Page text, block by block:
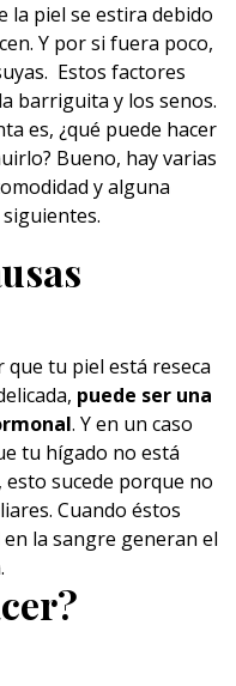
la piel se estira debido
Y por si fuera poco,
Estos factores
barriguita y los senos.
es, ¿qué puede hacer
Bueno, hay varias
y alguna
que tu piel está reseca
puede ser una
. Y en un caso
tu hígado no está
sucede porque no
Cuando éstos
la sangre generan el